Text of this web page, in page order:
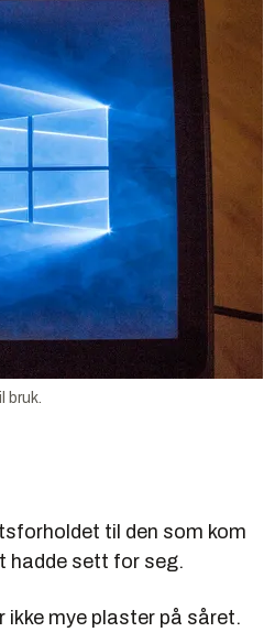
bruk.
til den som kom
hadde sett for seg.
ikke mye plaster på såret.